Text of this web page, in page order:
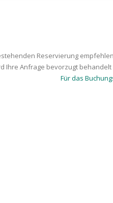
Reservierung
Ihre Anfrage bevorzugt
Für das